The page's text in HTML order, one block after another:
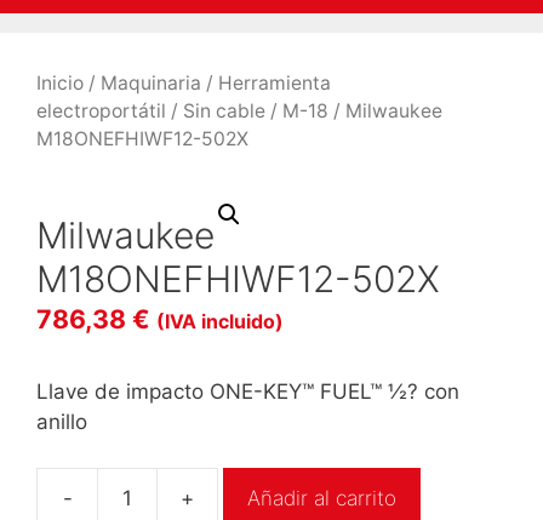
Inicio / Maquinaria / Herramienta
electroportátil / Sin cable / M-18 / Milwaukee
M18ONEFHIWF12-502X
Milwaukee
M18ONEFHIWF12-502X
786,38 € (IVA incluido)
Llave de impacto ONE-KEY™ FUEL™ ½? con
anillo
-
Milwaukee
+ Añadir al carrito